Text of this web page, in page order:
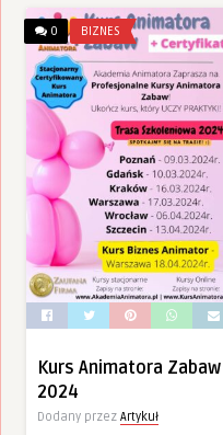
0 BIZNES
Kurs Animatora Zabaw
2024
Dodany przez Artykuł